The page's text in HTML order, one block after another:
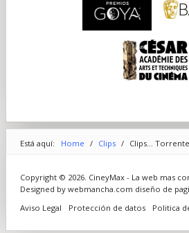
Está aquí: Home / Clips / Clips...
Copyright © 2026. CineyMax - La web mas
Designed by webmancha.com diseño de
Aviso Legal
Protección de datos Politica